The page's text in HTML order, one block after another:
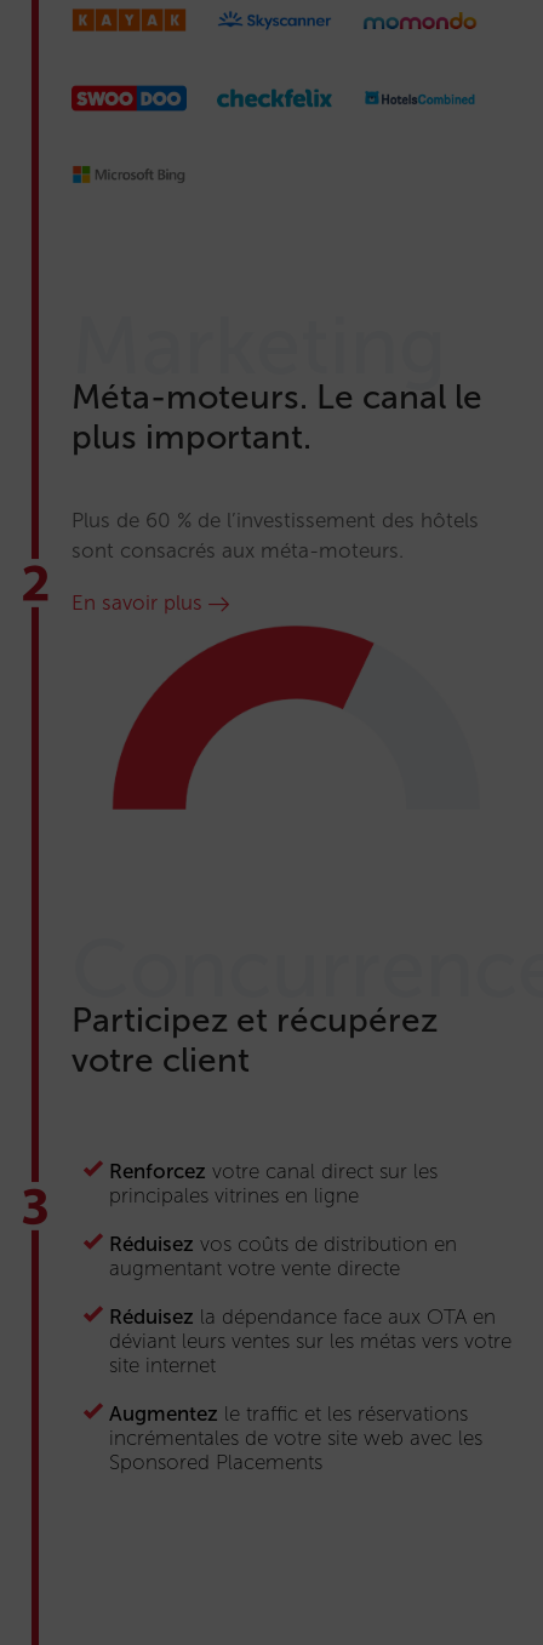
Méta-moteurs. Le canal le
plus important.
Plus de 60 % de l’investissement des hôtels
sont consacrés aux méta-moteurs.
En savoir plus
Participez et récupérez
votre client
Renforcez votre canal direct sur les
principales vitrines en ligne
Réduisez vos coûts de distribution en
augmentant votre vente directe
Réduisez la dépendance face aux OTA en
déviant leurs ventes sur les métas vers votre
site internet
Augmentez le traffic et les réservations
incrémentales de votre site web avec les
Sponsored Placements